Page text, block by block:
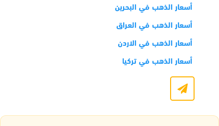
أسعار الذهب في البحرين
أسعار الذهب في العراق
أسعار الذهب في الاردن
أسعار الذهب في تركيا